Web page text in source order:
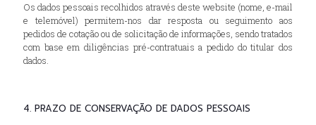
Os dados pessoais recolhidos através deste website (nome, e-mail
e telemóvel) permitem-nos dar resposta ou seguimento aos
pedidos de cotação ou de solicitação de informações, sendo tratados
com base em diligências pré-contratuais a pedido do titular dos
dados.
4. PRAZO DE CONSERVAÇÃO DE DADOS PESSOAIS